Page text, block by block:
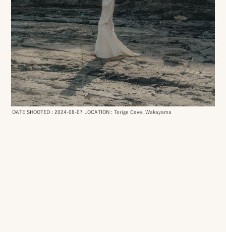
DATE SHOOTED : 2024-08-07 LOCATION : Torige Cave, Wakayama